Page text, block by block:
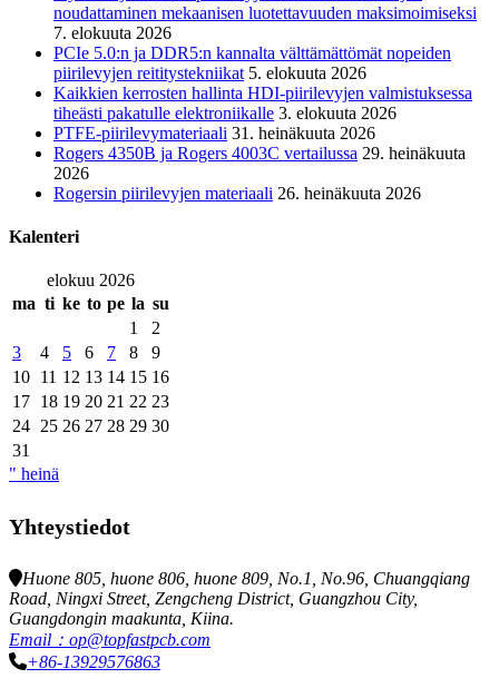
noudattaminen mekaanisen luotettavuuden maksimoimiseksi
7. elokuuta 2026
PCIe 5.0:n ja DDR5:n kannalta välttämättömät nopeiden
piirilevyjen reititystekniikat 5. elokuuta 2026
Kaikkien kerrosten hallinta HDI-piirilevyjen valmistuksessa
tiheästi pakatulle elektroniikalle 3. elokuuta 2026
PTFE-piirilevymateriaali 31. heinäkuuta 2026
Rogers 4350B ja Rogers 4003C vertailussa 29. heinäkuuta
2026
Rogersin piirilevyjen materiaali 26. heinäkuuta 2026
Kalenteri
elokuu 2026
ma ti ke to pe la su
1
2
3
4 5 6 7 8
9
10 11 12 13 14 15 16
17 18 19 20 21 22 23
24 25 26 27 28 29 30
31
" heinä
Yhteystiedot
Huone 805, huone 806, huone 809, No.1, No.96, Chuangqiang
Road, Ningxi Street, Zengcheng District, Guangzhou City,
Guangdongin maakunta, Kiina.
Email：op@topfastpcb.com
+86-13929576863